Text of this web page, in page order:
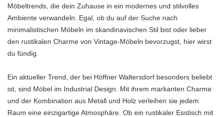
Möbeltrends, die dein Zuhause in ein modernes und stilvolles
Ambiente verwandeln. Egal, ob du auf der Suche nach
minimalistischen Möbeln im skandinavischen Stil bist oder lieber
den rustikalen Charme von Vintage-Möbeln bevorzugst, hier wirst
du fündig.
Ein aktueller Trend, der bei Höffner Waltersdorf besonders beliebt
ist, sind Möbel im Industrial Design. Mit ihrem markanten Charme
und der Kombination aus Metall und Holz verleihen sie jedem
Raum eine einzigartige Atmosphäre. Ob ein rustikaler Esstisch mit